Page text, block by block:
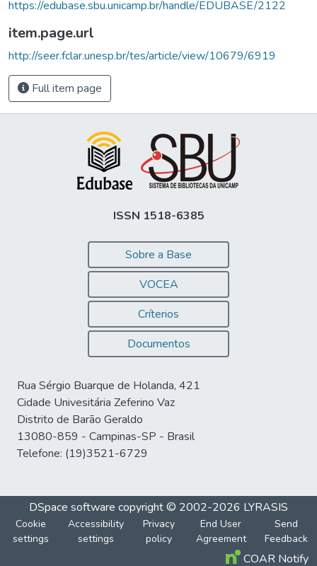
https://edubase.sbu.unicamp.br/handle/EDUBASE/2122
item.page.url
http://seer.fclar.unesp.br/tes/article/view/10679/6919
Full item page
ISSN 1518-6385
Sobre a Base
VOCEA
Críterios
Documentos
Rua Sérgio Buarque de Holanda, 421
Cidade Univesitária Zeferino Vaz
Distrito de Barão Geraldo
13080-859 - Campinas-SP - Brasil
Telefone: (19)3521-6729
DSpace software copyright © 2002-2026 LYRASIS
Cookie
settings
Accessibility
settings
Privacy
policy
End User
Agreement
Send
Feedback
COAR Notify